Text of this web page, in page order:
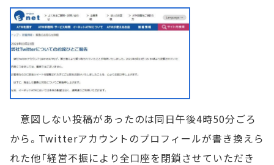
意図しない投稿があったのは同日午後4時50分ごろ
から。Twitterアカウントのプロフィールが書き換えら
れた他「経営不振により全口座を閉鎖させていただき